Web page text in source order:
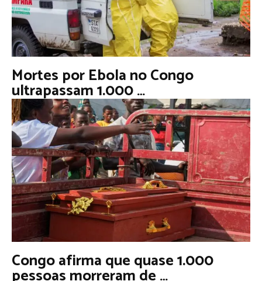
Mortes por Ebola no Congo
ultrapassam 1.000 …
Congo afirma que quase 1.000
pessoas morreram de …